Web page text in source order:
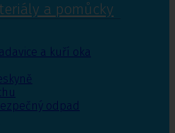
a pomůcky
a kuří oka
odpad